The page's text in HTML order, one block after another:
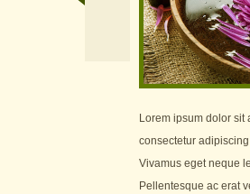
Lorem ipsum dolor sit
consectetur
Vivamus eget neque
Pellentesque ac erat